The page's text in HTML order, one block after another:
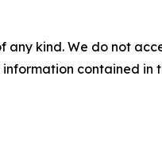
any kind. We do not
contained